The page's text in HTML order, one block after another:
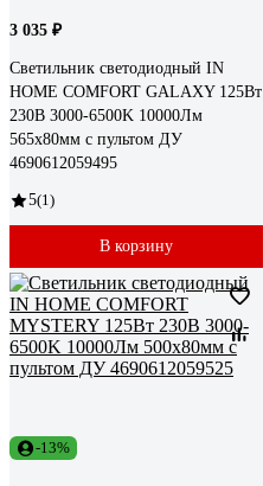
3 035 ₽
Светильник светодиодный IN
HOME COMFORT GALAXY 125Вт
230В 3000-6500K 10000Лм
565x80мм с пультом ДУ
4690612059495
5(1)
В корзину
-13%